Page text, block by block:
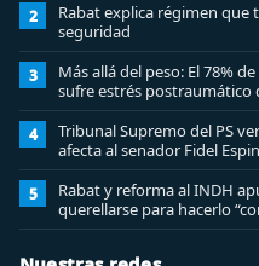
2
Rabat explica régimen que
seguridad
3
Más allá del peso: El 78%
sufre estrés postraumático
4
Tribunal Supremo del PS
afecta al senador Fidel
5
Rabat y reforma al INDH
querellarse para hacerlo